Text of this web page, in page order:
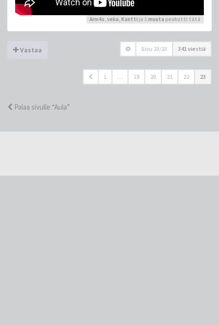
Arm4s ,veka Kantti ja 1 muuta peukutti tätä
Vastaa Sivu 23/23 341 viestiä
1 … 19 20 21 22 23
Palaa sivulle “Aula”